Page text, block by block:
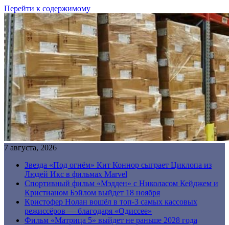
Перейти к содержимому
7 августа, 2026
Звезда «Под огнём» Кит Коннор сыграет Циклопа из
Людей Икс в фильмах Marvel
Спортивный фильм «Мэдден» с Николасом Кейджем и
Кристианом Бэйлом выйдет 18 ноября
Кристофер Нолан вошёл в топ-3 самых кассовых
режиссёров — благодаря «Одиссее»
Фильм «Матрица 5» выйдет не раньше 2028 года